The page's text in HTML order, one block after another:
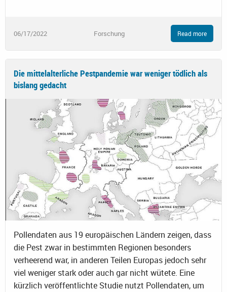
06/17/2022 Forschung Read more
Die mittelalterliche Pestpandemie war weniger tödlich als
bislang gedacht
Pollendaten aus 19 europäischen Ländern zeigen, dass
die Pest zwar in bestimmten Regionen besonders
verheerend war, in anderen Teilen Europas jedoch sehr
viel weniger stark oder auch gar nicht wütete. Eine
kürzlich veröffentlichte Studie nutzt Pollendaten, um